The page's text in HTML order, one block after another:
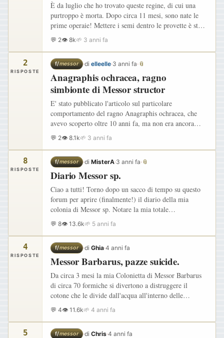
È da luglio che ho trovato queste regine, di cui una
purtroppo è morta. Dopo circa 11 mesi, sono nate le
prime operaie! Mettere i semi dentro le provette è stato
abbastanza catastrofico, non volevo stressare troppo
le…
💬 2👁 8k🌱 3 anni fa
2
RISPOSTE
f/messor ·di elleelle·3 anni fa· 📎
Anagraphis ochracea, ragno
simbionte di Messor structor
E' stato pubblicato l'articolo sul particolare
comportamento del ragno Anagraphis ochracea, che
avevo scoperto oltre 10 anni fa, ma non era ancora
diventato uno studio scientifico. Come si legge nei
ringraziamenti, io e…
💬 2👁 8.1k🌱 3 anni fa
8
RISPOSTE
f/messor ·di MisterA·3 anni fa· 📎
Diario Messor sp.
Ciao a tutti! Torno dopo un sacco di tempo su questo
forum per aprire (finalmente!) il diario della mia
colonia di Messor sp. Notare la mia totale
impreparazione riguardo la specie esatta (mi par di
ricordare Messor…
💬 8👁 13.6k🌱 5 anni fa
4
RISPOSTE
f/messor ·di Ghia·4 anni fa
Messor Barbarus, pazze suicide.
Da circa 3 mesi la mia Colonietta di Messor Barbarus
di circa 70 formiche si divertono a distruggere il
cotone che le divide dall'acqua all'interno delle
provetta per poi buttare ciò che staccano fuori nella
discarica…
💬 4👁 11.6k🌱 4 anni fa
5 f/messor ·di Chris·4 anni fa